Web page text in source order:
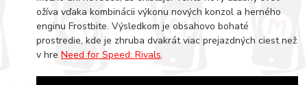
ožíva vďaka kombinácii výkonu nových konzol a herného
enginu Frostbite. Výsledkom je obsahovo bohaté
prostredie, kde je zhruba dvakrát viac prejazdných ciest než
v hreNeed for Speed: Rivals.